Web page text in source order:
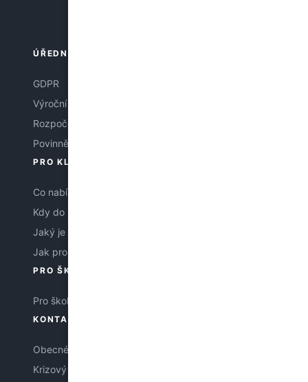
ÚŘEDNÍ DESKA
GDPR
Výroční zpráva
Rozpočet
Povinně zveřejňované informace
PRO KLIENTY
Co nabízíme
Kdy do poradny
Jaký je systém objednávání
Jak probíhá vyšetření
PRO ŠKOLY
Pro školy
KONTAKTY
Obecné
Krizový tým